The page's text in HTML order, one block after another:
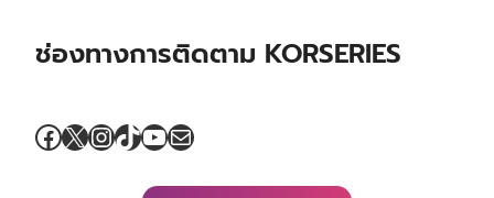
ช่องทางการติดตาม KORSERIES
Facebook
X Instagram
TikTok
YouTube
Mail